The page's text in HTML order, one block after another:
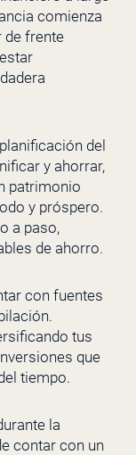
comienza
de frente
del
y ahorrar,
patrimonio
y próspero.
a paso,
de ahorro.
con fuentes
tus
que
tiempo.
la
contar con un